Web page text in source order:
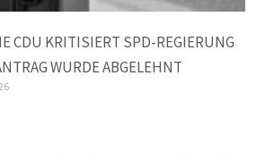
CDU KRITISIERT SPD-REGIERUNG
WURDE ABGELEHNT